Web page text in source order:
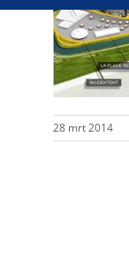
28 mrt 2014